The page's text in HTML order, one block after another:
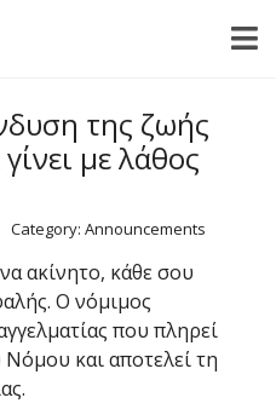
της ζωής
με λάθος
Category: Announcements
ακίνητο, κάθε σου
Ο νόμιμος
που πληρεί
και αποτελεί τη